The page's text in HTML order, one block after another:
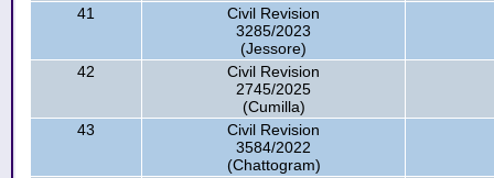
41
Civil Revision
3285/2023
(Jessore)
42
Civil Revision
2745/2025
(Cumilla)
43
Civil Revision
3584/2022
(Chattogram)